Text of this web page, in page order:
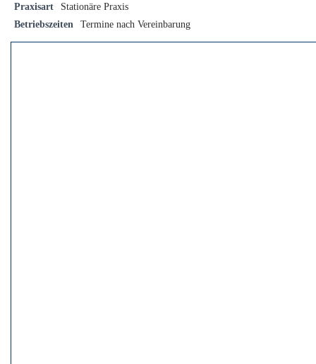
Praxisart
Stationäre Praxis
Betriebszeiten
Termine nach Vereinbarung